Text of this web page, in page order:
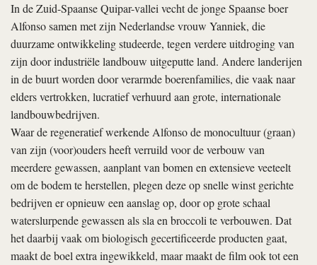
In de Zuid-Spaanse Quipar-vallei vecht de jonge Spaanse boer
Alfonso samen met zijn Nederlandse vrouw Yanniek, die
duurzame ontwikkeling studeerde, tegen verdere uitdroging van
zijn door industriële landbouw uitgeputte land. Andere landerijen
in de buurt worden door verarmde boerenfamilies, die vaak naar
elders vertrokken, lucratief verhuurd aan grote, internationale
landbouwbedrijven.
Waar de regeneratief werkende Alfonso de monocultuur (graan)
van zijn (voor)ouders heeft verruild voor de verbouw van
meerdere gewassen, aanplant van bomen en extensieve veeteelt
om de bodem te herstellen, plegen deze op snelle winst gerichte
bedrijven er opnieuw een aanslag op, door op grote schaal
waterslurpende gewassen als sla en broccoli te verbouwen. Dat
het daarbij vaak om biologisch gecertificeerde producten gaat,
maakt de boel extra ingewikkeld, maar maakt de film ook tot een